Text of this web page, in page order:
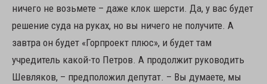
ничего не возьмете – даже клок шерсти. Да, у вас будет
решение суда на руках, но вы ничего не получите. А
завтра он будет «Горпроект плюс», и будет там
учредитель какой-то Петров. А продолжит руководить
Шевляков, – предположил депутат. – Вы думаете, мы